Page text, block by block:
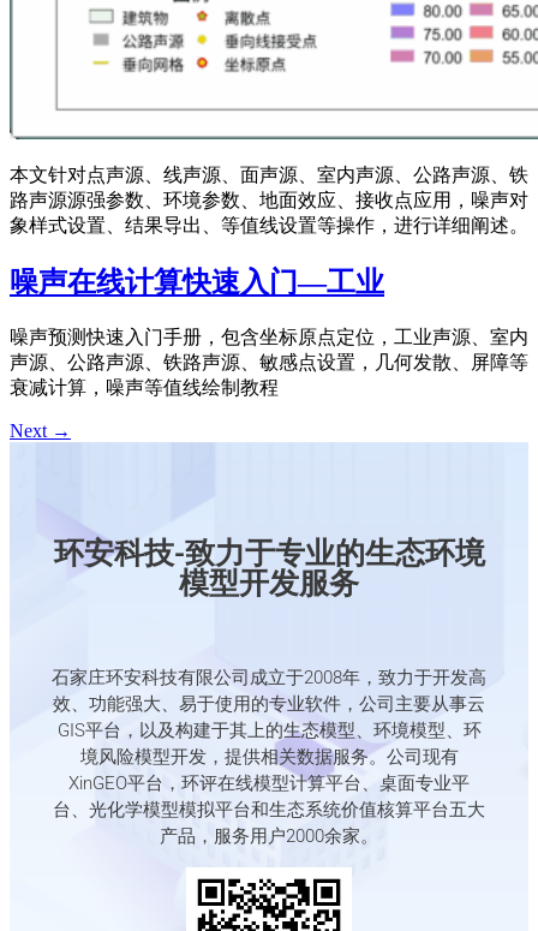
本文针对点声源、线声源、面声源、室内声源、公路声源、铁
路声源源强参数、环境参数、地面效应、接收点应用，噪声对
象样式设置、结果导出、等值线设置等操作，进行详细阐述。
噪声在线计算快速入门—工业
噪声预测快速入门手册，包含坐标原点定位，工业声源、室内
声源、公路声源、铁路声源、敏感点设置，几何发散、屏障等
衰减计算，噪声等值线绘制教程
Next →
环安科技-致力于专业的生态环境
模型开发服务
石家庄环安科技有限公司成立于2008年，致力于开发高
效、功能强大、易于使用的专业软件，公司主要从事云
GIS平台，以及构建于其上的生态模型、环境模型、环
境风险模型开发，提供相关数据服务。公司现有
XinGEO平台，环评在线模型计算平台、桌面专业平
台、光化学模型模拟平台和生态系统价值核算平台五大
产品，服务用户2000余家。